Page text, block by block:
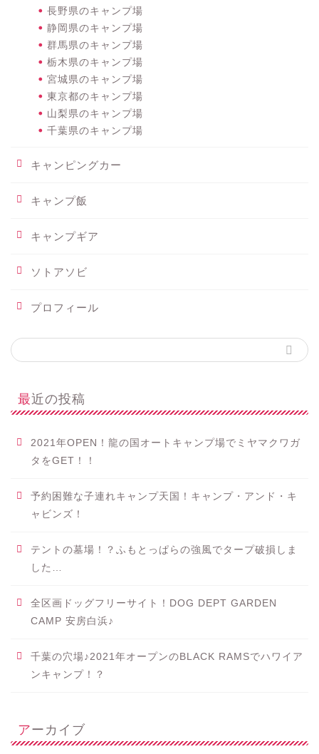
長野県のキャンプ場
静岡県のキャンプ場
群馬県のキャンプ場
栃木県のキャンプ場
宮城県のキャンプ場
東京都のキャンプ場
山梨県のキャンプ場
千葉県のキャンプ場
キャンピングカー
キャンプ飯
キャンプギア
ソトアソビ
プロフィール
最近の投稿
2021年OPEN！龍の国オートキャンプ場でミヤマクワガ
タをGET！！
予約困難な子連れキャンプ天国！キャンプ・アンド・キ
ャビンズ！
テントの墓場！？ふもとっぱらの強風でタープ破損しま
した…
全区画ドッグフリーサイト！DOG DEPT GARDEN
CAMP 安房白浜♪
千葉の穴場♪2021年オープンのBLACK RAMSでハワイア
ンキャンプ！？
アーカイブ